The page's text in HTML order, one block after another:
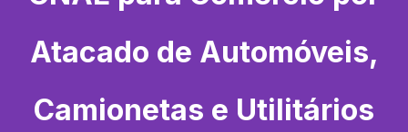
Atacado de Automóveis,
Camionetas e Utilitários